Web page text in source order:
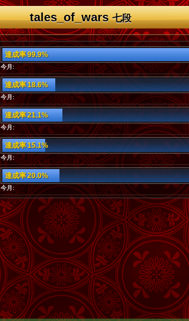
tales_of_wars七段
達成率 99.9%
今月:
達成率 18.6%
今月:
達成率 21.1%
今月:
達成率 15.1%
今月:
達成率 20.0%
今月: